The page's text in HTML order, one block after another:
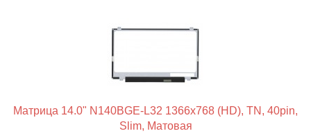
Матрица 14.0" N140BGE-L32 1366x768 (HD), TN, 40pin,
Slim, Матовая